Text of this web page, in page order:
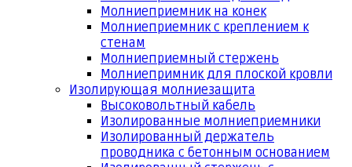
Молниеприемник на конек
Молниеприемник с креплением к
стенам
Молниеприемный стержень
Молниепримник для плоской кровли
Изолирующая молниезащита
Высоковольтный кабель
Изолированные молниеприемники
Изолированный держатель
проводника с бетонным основанием